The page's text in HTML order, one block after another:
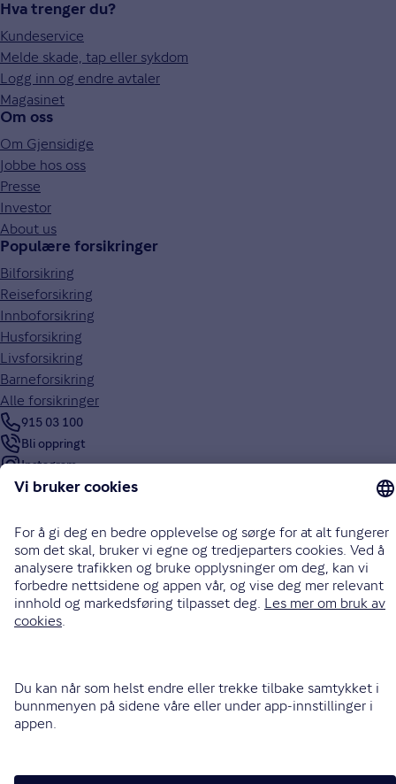
Hva trenger du?
Kundeservice
Melde skade, tap eller sykdom
Logg inn og endre avtaler
Magasinet
Om oss
Om Gjensidige
Jobbe hos oss
Presse
Investor
About us
Populære forsikringer
Bilforsikring
Reiseforsikring
Innboforsikring
Husforsikring
Livsforsikring
Barneforsikring
Alle forsikringer
915 03 100
Bli oppringt
Instagram
LinkedIn
Endre cookieinnstillinger
Informasjonskapsler (cookies)
Personvern og sikkerhet
Vilkår for bruk av nettsidene
Tilgjengelighetserklæring
Opphavsrett © Gjensidige